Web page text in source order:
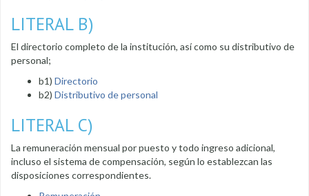
LITERAL B)
El directorio completo de la institución, así como su distributivo de
personal;
b1) Directorio
b2) Distributivo de personal
LITERAL C)
La remuneración mensual por puesto y todo ingreso adicional,
incluso el sistema de compensación, según lo establezcan las
disposiciones correspondientes.